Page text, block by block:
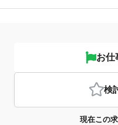
お仕
検
現在この